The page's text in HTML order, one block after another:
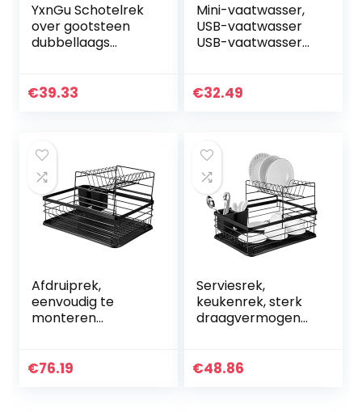
YxnGu Schotelrek
over gootsteen
dubbellaags
standaard schotel
€39.33
Mini-vaatwasser,
USB-vaatwasser
USB-vaatwasser
€32.49
Afdruiprek,
eenvoudig te
monteren
duurzaam
€76.19
Serviesrek,
keukenrek, sterk
draagvermogen
€48.86